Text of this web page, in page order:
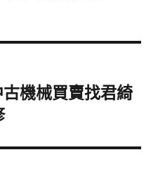
機械買賣找君綺